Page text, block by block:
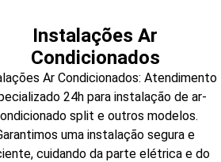
Instalações Ar
Condicionados
Ar Condicionados: Atendimento
24h para instalação de ar-
split e outros modelos.
uma instalação segura e
cuidando da parte elétrica e do